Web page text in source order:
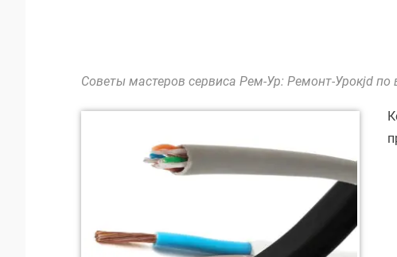
Советы мастеров сервиса Рем-Ур: Ремонт-Урокjd